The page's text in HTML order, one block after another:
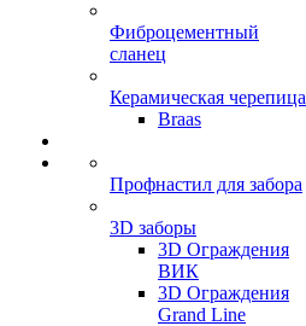
Фиброцементный
сланец
Керамическая черепица
Braas
Профнастил для забора
3D заборы
3D Ограждения
ВИК
3D Ограждения
Grand Line